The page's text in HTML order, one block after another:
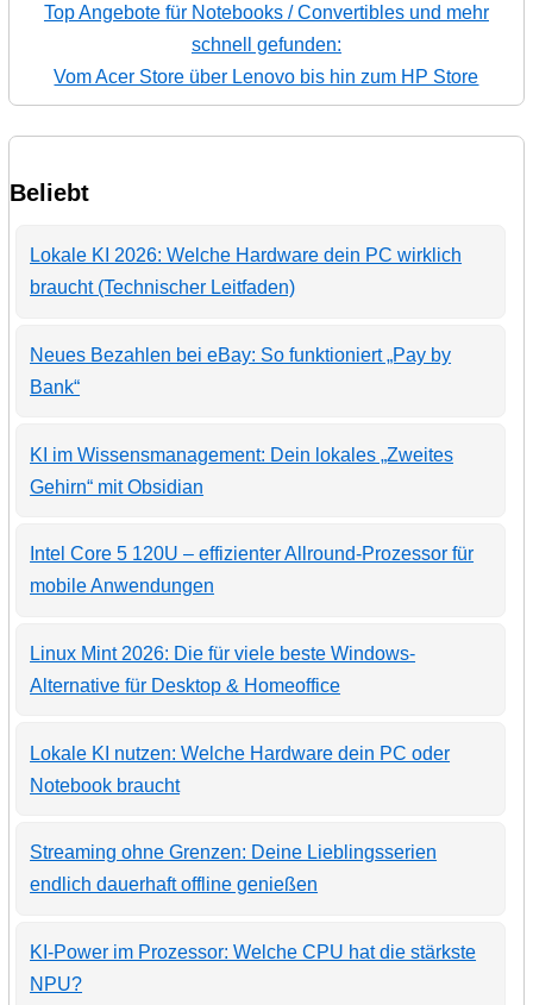
Top Angebote für Notebooks / Convertibles und mehr
schnell gefunden:
Vom Acer Store über Lenovo bis hin zum HP Store
Beliebt
Lokale KI 2026: Welche Hardware dein PC wirklich
braucht (Technischer Leitfaden)
Neues Bezahlen bei eBay: So funktioniert „Pay by
Bank“
KI im Wissensmanagement: Dein lokales „Zweites
Gehirn“ mit Obsidian
Intel Core 5 120U – effizienter Allround-Prozessor für
mobile Anwendungen
Linux Mint 2026: Die für viele beste Windows-
Alternative für Desktop & Homeoffice
Lokale KI nutzen: Welche Hardware dein PC oder
Notebook braucht
Streaming ohne Grenzen: Deine Lieblingsserien
endlich dauerhaft offline genießen
KI-Power im Prozessor: Welche CPU hat die stärkste
NPU?